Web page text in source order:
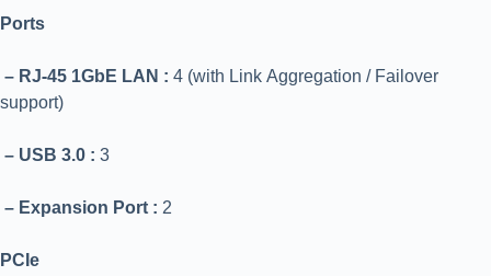
Ports
– RJ-45 1GbE LAN : 4 (with Link Aggregation / Failover
support)
– USB 3.0 : 3
– Expansion Port : 2
PCIe